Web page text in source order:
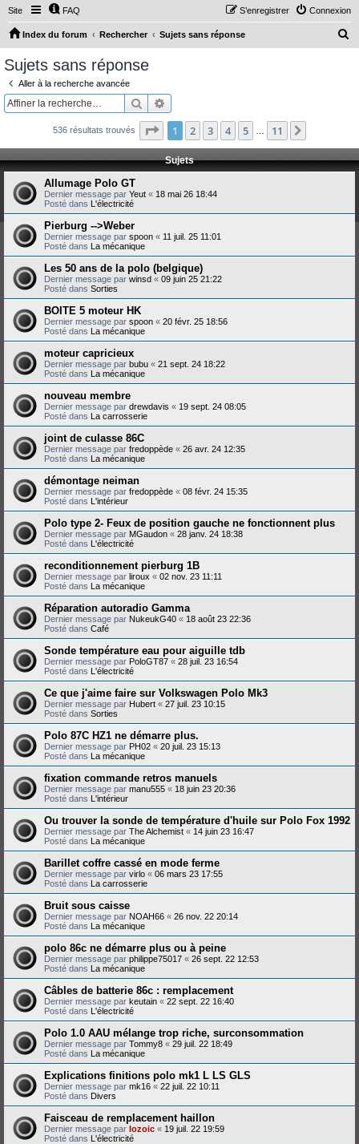
Site FAQ Connexion
S’enregistrer
Index du forum Rechercher Sujets sans réponse
c
h
Sujets sans réponse
Aller à la recherche avancée
Rechercher
536 résultats trouvés Page 1sur11
1 2 3 4 5 11
Sujets
Allumage Polo GT
Dernier message par Yeut « 18 mai 26 18:44
Posté dans L'électricité
Pierburg -->Weber
Dernier message par spoon « 11 juil. 25 11:01
Posté dans La mécanique
Les 50 ans de la polo (belgique)
Dernier message par winsd « 09 juin 25 21:22
Posté dans Sorties
BOITE 5 moteur HK
Dernier message par spoon « 20 févr. 25 18:56
Posté dans La mécanique
moteur capricieux
Dernier message par bubu « 21 sept. 24 18:22
Posté dans La mécanique
nouveau membre
Dernier message par drewdavis « 19 sept. 24 08:05
Posté dans La carrosserie
joint de culasse 86C
Dernier message par fredoppède « 26 avr. 24 12:35
Posté dans La mécanique
démontage neiman
Dernier message par fredoppède « 08 févr. 24 15:35
Posté dans L'intérieur
Polo type 2- Feux de position gauche ne fonctionnent plus
Dernier message par MGaudon « 28 janv. 24 18:38
Posté dans L'électricité
reconditionnement pierburg 1B
Dernier message par liroux « 02 nov. 23 11:11
Posté dans La mécanique
Réparation autoradio Gamma
Dernier message par NukeukG40 « 18 août 23 22:36
Posté dans Café
Sonde température eau pour aiguille tdb
Dernier message par PoloGT87 « 28 juil. 23 16:54
Posté dans L'électricité
Ce que j'aime faire sur Volkswagen Polo Mk3
Dernier message par Hubert « 27 juil. 23 10:15
Posté dans Sorties
Polo 87C HZ1 ne démarre plus.
Dernier message par PH02 « 20 juil. 23 15:13
Posté dans La mécanique
fixation commande retros manuels
Dernier message par manu555 « 18 juin 23 20:36
Posté dans L'intérieur
Ou trouver la sonde de température d'huile sur Polo Fox 1992
Dernier message par The Alchemist « 14 juin 23 16:47
Posté dans La mécanique
Barillet coffre cassé en mode ferme
Dernier message par virlo « 06 mars 23 17:55
Posté dans La carrosserie
Bruit sous caisse
Dernier message par NOAH66 « 26 nov. 22 20:14
Posté dans La mécanique
polo 86c ne démarre plus ou à peine
Dernier message par philippe75017 « 26 sept. 22 12:53
Posté dans La mécanique
Câbles de batterie 86c : remplacement
Dernier message par keutain « 22 sept. 22 16:40
Posté dans L'électricité
Polo 1.0 AAU mélange trop riche, surconsommation
Dernier message par Tommy8 « 29 juil. 22 18:49
Posté dans La mécanique
Explications finitions polo mk1 L LS GLS
Dernier message par mk16 « 22 juil. 22 10:11
Posté dans Divers
Faisceau de remplacement haillon
Dernier message par lozoic « 19 juil. 22 19:59
Posté dans L'électricité